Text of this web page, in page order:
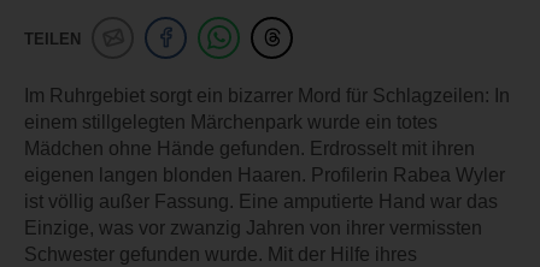
TEILEN
Im Ruhrgebiet sorgt ein bizarrer Mord für Schlagzeilen: In
einem stillgelegten Märchenpark wurde ein totes
Mädchen ohne Hände gefunden. Erdrosselt mit ihren
eigenen langen blonden Haaren. Profilerin Rabea Wyler
ist völlig außer Fassung. Eine amputierte Hand war das
Einzige, was vor zwanzig Jahren von ihrer vermissten
Schwester gefunden wurde. Mit der Hilfe ihres